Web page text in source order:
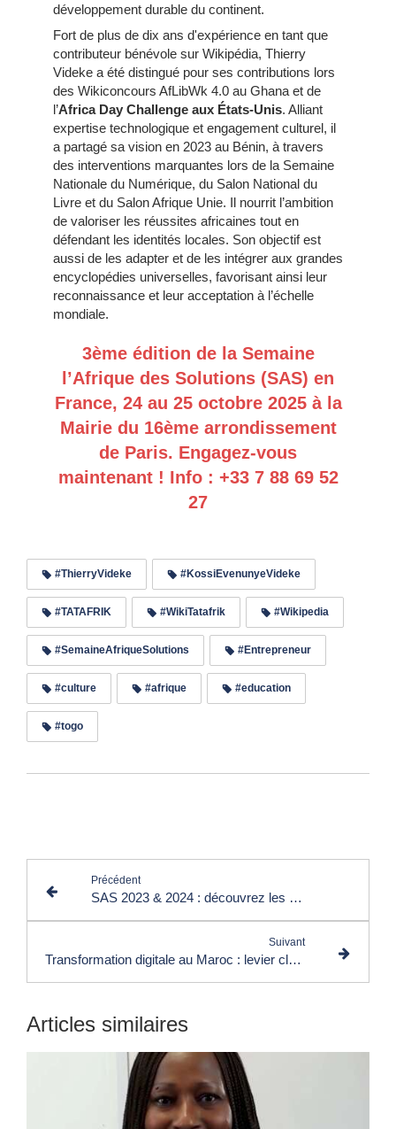
développement durable du continent.
Fort de plus de dix ans d'expérience en tant que
contributeur bénévole sur Wikipédia, Thierry
Videke a été distingué pour ses contributions lors
des Wikiconcours AfLibWk 4.0 au Ghana et de
l’Africa Day Challenge aux États-Unis. Alliant
expertise technologique et engagement culturel, il
a partagé sa vision en 2023 au Bénin, à travers
des interventions marquantes lors de la Semaine
Nationale du Numérique, du Salon National du
Livre et du Salon Afrique Unie. Il nourrit l’ambition
de valoriser les réussites africaines tout en
défendant les identités locales. Son objectif est
aussi de les adapter et de les intégrer aux grandes
encyclopédies universelles, favorisant ainsi leur
reconnaissance et leur acceptation à l’échelle
mondiale.
3ème édition de la Semaine
l’Afrique des Solutions (SAS) en
France, 24 au 25 octobre 2025 à la
Mairie du 16ème arrondissement
de Paris. Engagez-vous
maintenant ! Info : +33 7 88 69 52
27
#ThierryVideke #KossiEvenunyeVideke
#TATAFRIK #WikiTatafrik #Wikipedia
#SemaineAfriqueSolutions #Entrepreneur
#culture #afrique #education
#togo
Précédent
SAS 2023 & 2024 : découvrez les temps forts en images, 3ème édition 24 au 25 octobre 2025 à Paris !
Suivant
Transformation digitale au Maroc : levier clé pour l'innovation et l'efficacité des entreprises
Articles similaires